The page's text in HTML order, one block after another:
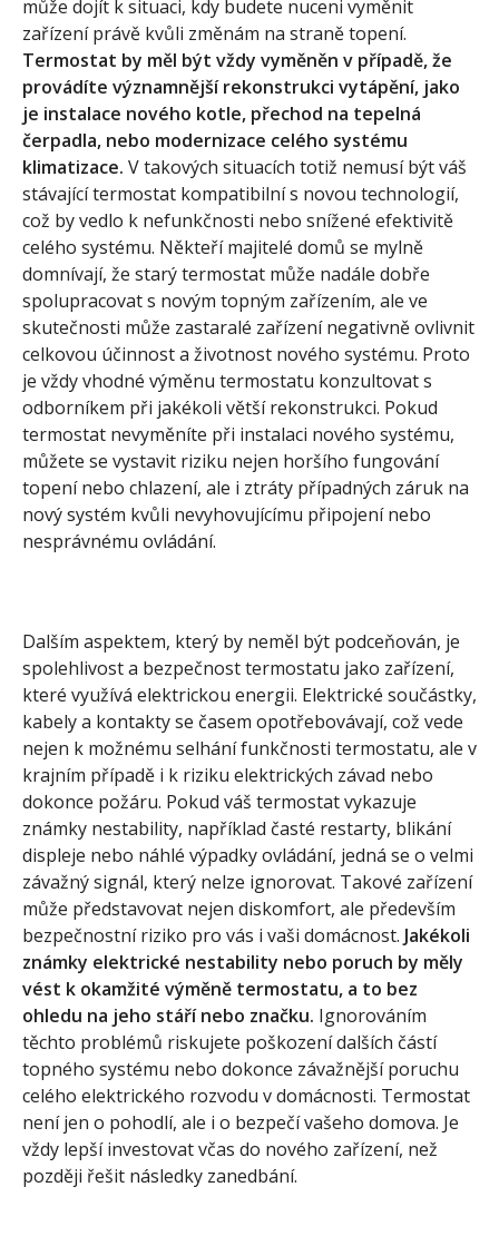
může dojít k situaci, kdy budete nuceni vyměnit
zařízení právě kvůli změnám na straně topení.
Termostat by měl být vždy vyměněn v případě, že
provádíte významnější rekonstrukci vytápění, jako
je instalace nového kotle, přechod na tepelná
čerpadla, nebo modernizace celého systému
klimatizace. V takových situacích totiž nemusí být váš
stávající termostat kompatibilní s novou technologií,
což by vedlo k nefunkčnosti nebo snížené efektivitě
celého systému. Někteří majitelé domů se mylně
domnívají, že starý termostat může nadále dobře
spolupracovat s novým topným zařízením, ale ve
skutečnosti může zastaralé zařízení negativně ovlivnit
celkovou účinnost a životnost nového systému. Proto
je vždy vhodné výměnu termostatu konzultovat s
odborníkem při jakékoli větší rekonstrukci. Pokud
termostat nevyměníte při instalaci nového systému,
můžete se vystavit riziku nejen horšího fungování
topení nebo chlazení, ale i ztráty případných záruk na
nový systém kvůli nevyhovujícímu připojení nebo
nesprávnému ovládání.
Dalším aspektem, který by neměl být podceňován, je
spolehlivost a bezpečnost termostatu jako zařízení,
které využívá elektrickou energii. Elektrické součástky,
kabely a kontakty se časem opotřebovávají, což vede
nejen k možnému selhání funkčnosti termostatu, ale v
krajním případě i k riziku elektrických závad nebo
dokonce požáru. Pokud váš termostat vykazuje
známky nestability, například časté restarty, blikání
displeje nebo náhlé výpadky ovládání, jedná se o velmi
závažný signál, který nelze ignorovat. Takové zařízení
může představovat nejen diskomfort, ale především
bezpečnostní riziko pro vás i vaši domácnost. Jakékoli
známky elektrické nestability nebo poruch by měly
vést k okamžité výměně termostatu, a to bez
ohledu na jeho stáří nebo značku. Ignorováním
těchto problémů riskujete poškození dalších částí
topného systému nebo dokonce závažnější poruchu
celého elektrického rozvodu v domácnosti. Termostat
není jen o pohodlí, ale i o bezpečí vašeho domova. Je
vždy lepší investovat včas do nového zařízení, než
později řešit následky zanedbání.